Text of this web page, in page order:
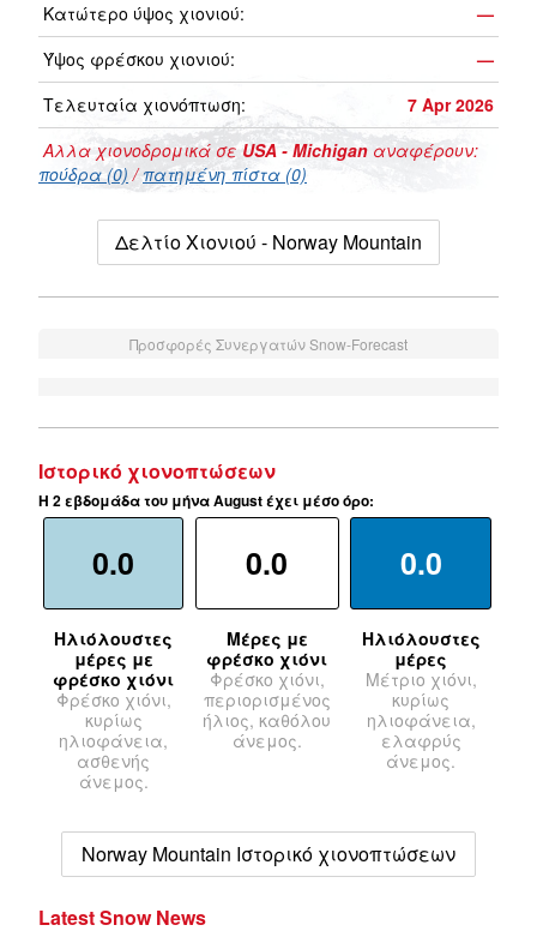
Κατώτερο ύψος χιονιού:
—
Ύψος φρέσκου χιονιού:
—
Τελευταία χιονόπτωση:
7 Apr 2026
Αλλα χιονοδρομικά σεUSA - Michigan αναφέρουν:
πούδρα (0) /πατημένη πίστα (0)
Δελτίο Χιονιού - Norway Mountain
Προσφορές Συνεργατών Snow-Forecast
Ιστορικό χιονοπτώσεων
Η 2 εβδομάδα του μήνα August έχει μέσο όρο:
0.0
Ηλιόλουστες
μέρες με
φρέσκο χιόνι
Φρέσκο χιόνι,
κυρίως
ηλιοφάνεια,
ασθενής
άνεμος.
0.0
Μέρες με
φρέσκο χιόνι
Φρέσκο χιόνι,
περιορισμένος
ήλιος, καθόλου
άνεμος.
0.0
Ηλιόλουστες
μέρες
Μέτριο χιόνι,
κυρίως
ηλιοφάνεια,
ελαφρύς
άνεμος.
Norway Mountain Ιστορικό χιονοπτώσεων